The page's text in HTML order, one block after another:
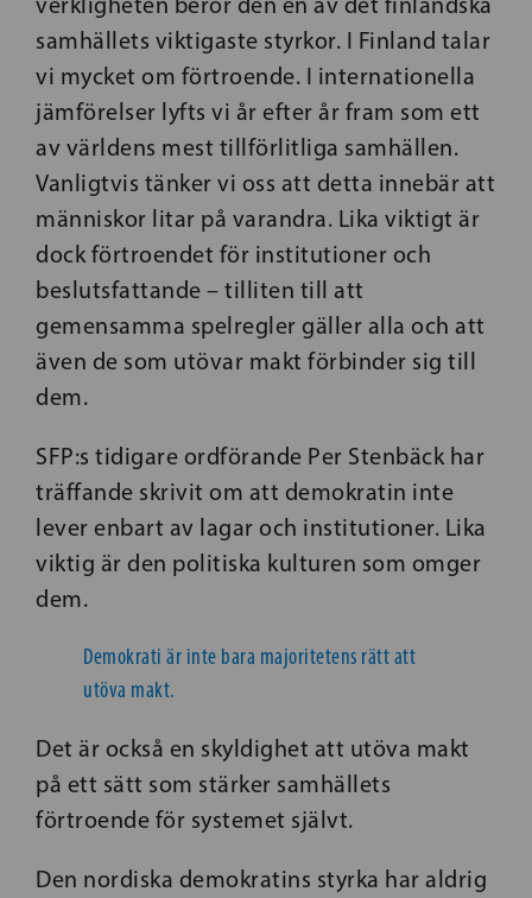
samhällets viktigaste styrkor. I Finland talar
vi mycket om förtroende. I internationella
jämförelser lyfts vi år efter år fram som ett
av världens mest tillförlitliga samhällen.
Vanligtvis tänker vi oss att detta innebär att
människor litar på varandra. Lika viktigt är
dock förtroendet för institutioner och
beslutsfattande – tilliten till att
gemensamma spelregler gäller alla och att
även de som utövar makt förbinder sig till
dem.
SFP:s tidigare ordförande Per Stenbäck har
träffande skrivit om att demokratin inte
lever enbart av lagar och institutioner. Lika
viktig är den politiska kulturen som omger
dem.
Demokrati är inte bara majoritetens rätt att
utöva makt.
Det är också en skyldighet att utöva makt
på ett sätt som stärker samhällets
förtroende för systemet självt.
Den nordiska demokratins styrka har aldrig